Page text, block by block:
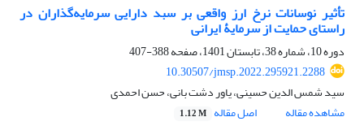
تأثیر نوسانات نرخ ارز واقعی بر سبد دارایی سرمایه‌گذاران در
راستای حمایت از سرمایۀ ایرانی
دوره 10، شماره 38، تابستان 1401، صفحه
388-407
10.30507/jmsp.2022.295921.2288
سید شمس الدین حسینی، یاور دشت بانی، حسن احمدی
مشاهده مقاله
اصل مقاله 1.12 M